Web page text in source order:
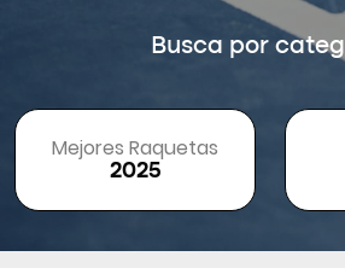
Busca por
Mejores Raquetas
2025